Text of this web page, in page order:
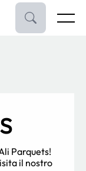
Menu
Parquets!
il nostro